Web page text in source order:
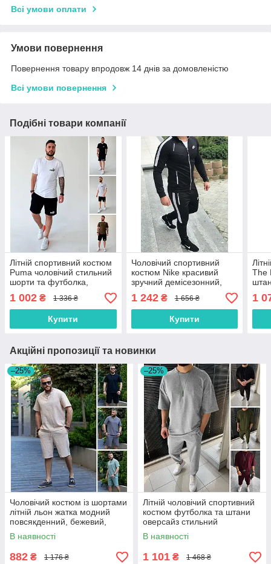
Всі умови оплати
Умови повернення
Повернення товару впродовж 14 днів за домовленістю
Всі умови повернення
Подібні товари компанії
Літній спортивний костюм
Puma чоловічий стильний
шорти та футболка,
чорно-білий, чорний,
сірий, хакі
1 002 ₴ 1 336 ₴
Купити
Чоловічий спортивний
костюм Nike красивий
зручний демісезонний,
колір чорний, синій,
червоний, білий, жовтий
1 242₴ 1 656 ₴
Купити
The
46,
1
Акційні пропозиції та новинки
–25%
Чоловічий костюм із шортами
літній льон жатка модний
повсякденний, бежевий,
чорний, зелений, сірий
В наявності
882 ₴ 1 176 ₴
–25%
Літній чоловічий спортивний
костюм футболка та штани
оверсайз стильний
прогулянковий трикотаж,
сірий, чорний, хакі
В наявності
1 101 ₴ 1 468 ₴